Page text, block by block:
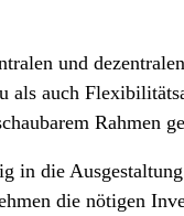
und
auch
Rahmen
in die
die nötigen